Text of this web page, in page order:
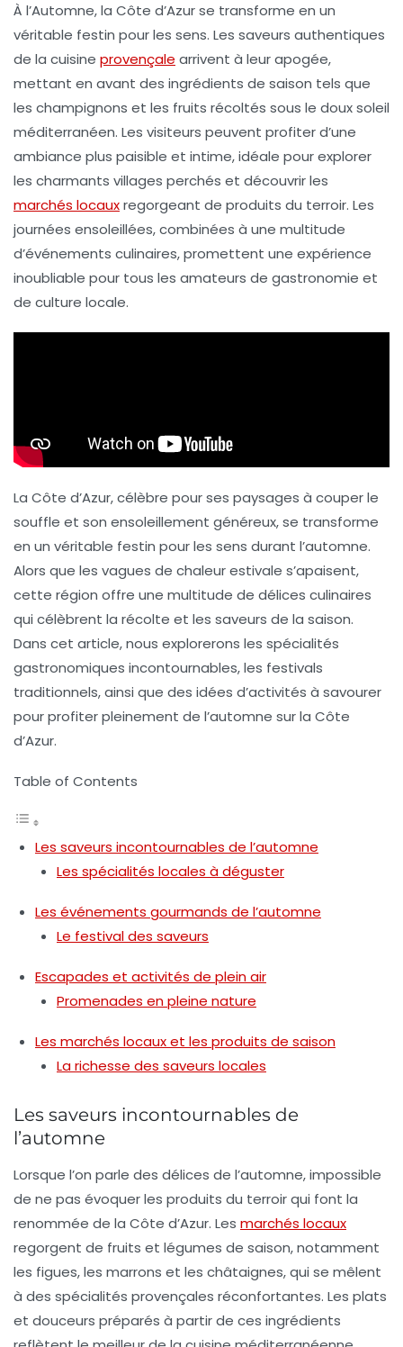
À l’Automne, la Côte d’Azurse transforme en un
véritable festin pour les sens. Les saveurs authentiques
de la cuisine provençale arrivent à leur apogée,
mettant en avant des ingrédients de saison tels que
les champignons et les fruits récoltés sous le doux soleil
méditerranéen. Les visiteurs peuvent profiter d’une
ambiance plus paisible et intime, idéale pour explorer
les charmants villages perchés et découvrir les
marchés locauxregorgeant de produits du terroir. Les
journées ensoleillées, combinées à une multitude
d’événements culinaires, promettent une expérience
inoubliable pour tous les amateurs de gastronomie et
de culture locale.
La Côte d’Azur, célèbre pour ses paysages à couper le
souffle et son ensoleillement généreux, se transforme
en un véritable festin pour les sens durant l’automne.
Alors que les vagues de chaleur estivale s’apaisent,
cette région offre une multitude de délices culinaires
qui célèbrent la récolte et les saveurs de la saison.
Dans cet article, nous explorerons les spécialités
gastronomiques incontournables, les festivals
traditionnels, ainsi que des idées d’activités à savourer
pour profiter pleinement de l’automne sur la Côte
d’Azur.
Table of Contents
Les saveurs incontournables de l’automne
Les spécialités locales à déguster
Les événements gourmands de l’automne
Le festival des saveurs
Escapades et activités de plein air
Promenades en pleine nature
Les marchés locaux et les produits de saison
La richesse des saveurs locales
Les saveurs incontournables de
l’automne
Lorsque l’on parle des délices de l’automne, impossible
de ne pas évoquer les produits du terroirqui font la
renommée de la Côte d’Azur. Les marchés locaux
regorgent de fruits et légumes de saison, notamment
les figues, les marrons et les châtaignes, qui se mêlent
à des spécialités provençales réconfortantes. Les plats
et douceurs préparés à partir de ces ingrédients